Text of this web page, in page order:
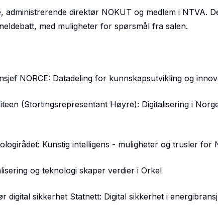
administrerende direktør NOKUT og medlem i NTVA.
med muligheter for spørsmål fra salen.
NORCE: Datadeling for kunnskapsutvikling og
(Stortingsrepresentant Høyre): Digitalisering i
Kunstig intelligens - muligheter og trusler for
og teknologi skaper verdier i Orkel
digital sikkerhet Statnett: Digital sikkerhet i